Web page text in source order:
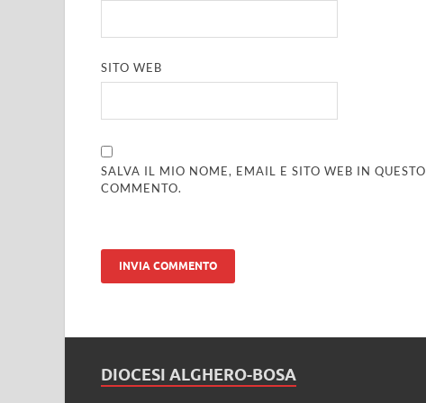
SITO WEB
SALVA IL MIO NOME, EMAIL E SITO WEB IN
COMMENTO.
DIOCESI ALGHERO-BOSA